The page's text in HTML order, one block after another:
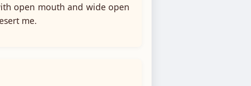
open mouth and wide open
me.